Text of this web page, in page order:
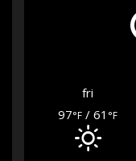
fri
97°F / 61 °F